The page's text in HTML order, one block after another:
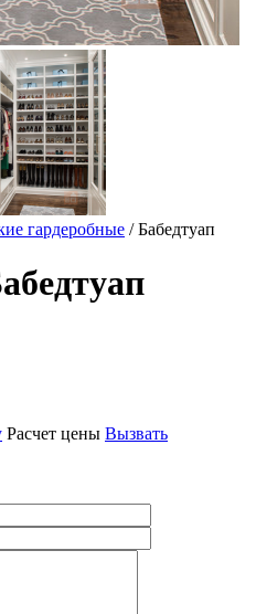
гардеробные / Бабедтуап
Расчет цены Вызвать